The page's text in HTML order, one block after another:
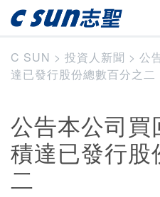
C SUN > 投資人新聞 > 公
達已發行股份總數百分之二
公告本公司買
積達已發行股
二